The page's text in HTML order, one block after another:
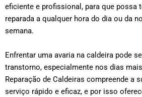
eficiente e profissional, para que possa
reparada a qualquer hora do dia ou da
semana.
Enfrentar uma avaria na caldeira pode
transtorno, especialmente nos dias
Reparação de Caldeiras compreende a
serviço rápido e eficaz, e por isso